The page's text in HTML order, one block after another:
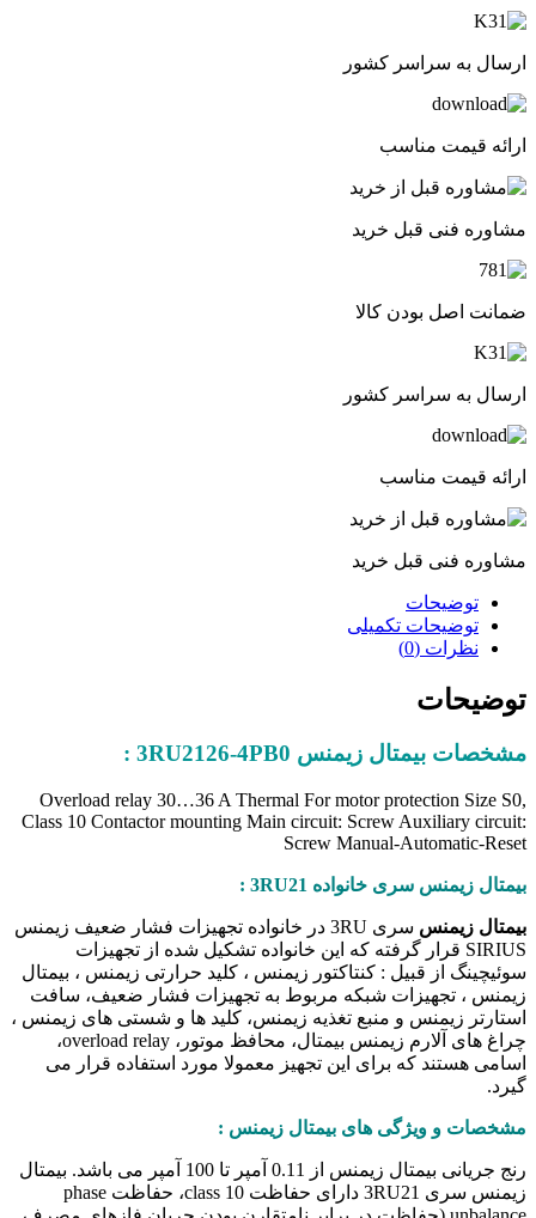
ارسال به سراسر کشور
ارائه قیمت مناسب
مشاوره فنی قبل خرید
ضمانت اصل بودن کالا
ارسال به سراسر کشور
ارائه قیمت مناسب
مشاوره فنی قبل خرید
توضیحات
توضیحات تکمیلی
نظرات (0)
توضیحات
مشخصات بیمتال زیمنس 3RU2126-4PB0 :
Overload relay 30…36 A Thermal For motor protection Size S0,
Class 10 Contactor mounting Main circuit: Screw Auxiliary circuit:
Screw Manual-Automatic-Reset
بیمتال زیمنس سری خانواده 3RU21 :
بیمتال زیمنس
سری 3RU در خانواده تجهیزات فشار ضعیف زیمنس
SIRIUS قرار گرفته که این خانواده تشکیل شده از تجهیزات
سوئیچینگ از قبیل : کنتاکتور زیمنس ، کلید حرارتی زیمنس ، بیمتال
زیمنس ، تجهیزات شبکه مربوط به تجهیزات فشار ضعیف، سافت
استارتر زیمنس و منبع تغذیه زیمنس، کلید ها و شستی های زیمنس ،
چراغ های آلارم زیمنس بیمتال، محافظ موتور، overload relay،
اسامی هستند که برای این تجهیز معمولا مورد استفاده قرار می
گیرد.
مشخصات و ویژگی های بیمتال زیمنس :
رنج جریانی بیمتال زیمنس از 0.11 آمپر تا 100 آمپر می باشد. بیمتال
زیمنس سری 3RU21 دارای حفاظت class 10، حفاظت phase